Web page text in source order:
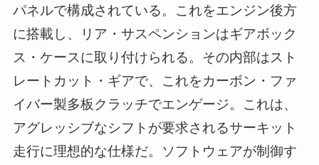
パネルで構成されている。これをエンジン後方
に搭載し、リア・サスペンションはギアボック
ス・ケースに取り付けられる。その内部はスト
レートカット・ギアで、これをカーボン・ファ
イバー製多板クラッチでエンゲージ。これは、
アグレッシブなシフトが要求されるサーキット
走行に理想的な仕様だ。ソフトウェアが制御す